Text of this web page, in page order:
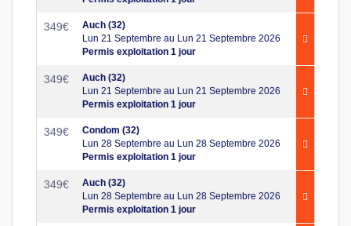
349€
Auch (32)
Lun 21 Septembre au Lun 21 Septembre 2026
Permis exploitation 1 jour
349€
Auch (32)
Lun 21 Septembre au Lun 21 Septembre 2026
Permis exploitation 1 jour
349€
Condom (32)
Lun 28 Septembre au Lun 28 Septembre 2026
Permis exploitation 1 jour
349€
Auch (32)
Lun 28 Septembre au Lun 28 Septembre 2026
Permis exploitation 1 jour